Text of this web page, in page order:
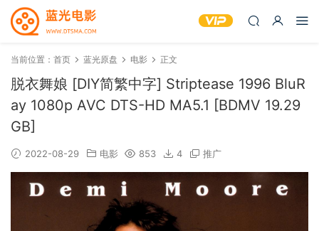
当前位置： 首页 蓝光原盘 电影 正文
脱衣舞娘 [DIY简繁中字] Striptease 1996 BluR
ay 1080p AVC DTS-HD MA5.1 [BDMV 19.29
GB]
2022-08-29 电影 853 4 推广